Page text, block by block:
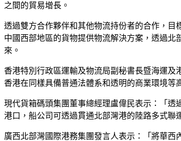
之間的貿易增長。
透過雙方合作夥伴和其他物流持份者的合作，
中國西部地區的貨物提供物流解決方案，透過
來。
香港特別行政區運輸及物流局副秘書長暨海運及
香港在同樣具備普通法體系和透明的商業環境等
現代貨箱碼頭集團董事總經理盧偉民表示：「透
港口，船公司可透過貫通北部灣港的陸路多式聯
廣西北部灣國際港務集團發言人表示：「將華